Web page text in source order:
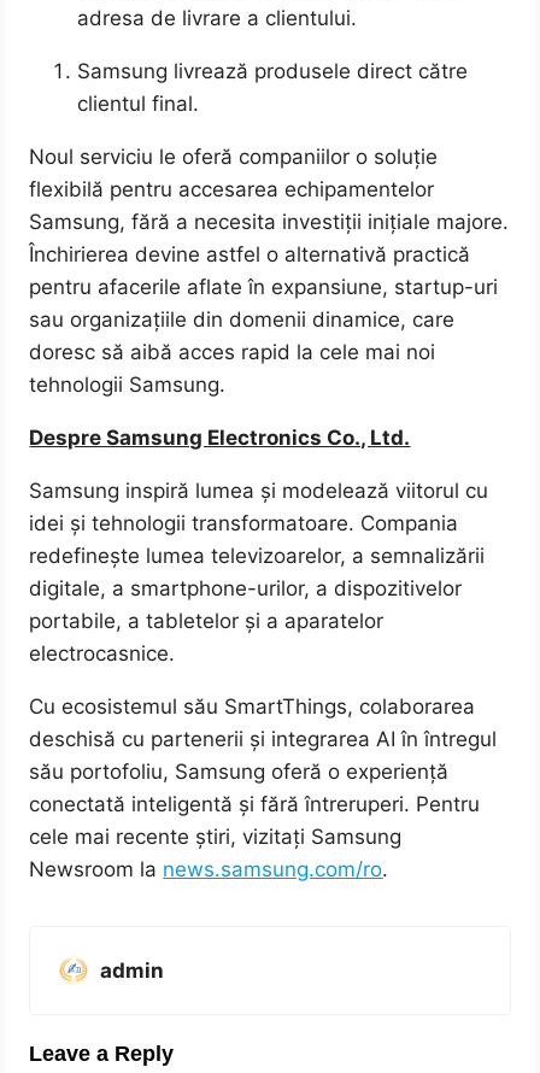
adresa de livrare a clientului.
Samsung livrează produsele direct către
clientul final.
Noul serviciu le oferă companiilor o soluție
flexibilă pentru accesarea echipamentelor
Samsung, fără a necesita investiții inițiale majore.
Închirierea devine astfel o alternativă practică
pentru afacerile aflate în expansiune, startup-uri
sau organizațiile din domenii dinamice, care
doresc să aibă acces rapid la cele mai noi
tehnologii Samsung.
Despre Samsung Electronics Co., Ltd.
Samsung inspiră lumea și modelează viitorul cu
idei și tehnologii transformatoare. Compania
redefinește lumea televizoarelor, a semnalizării
digitale, a smartphone-urilor, a dispozitivelor
portabile, a tabletelor și a aparatelor
electrocasnice.
Cu ecosistemul său SmartThings, colaborarea
deschisă cu partenerii și integrarea AI în întregul
său portofoliu, Samsung oferă o experiență
conectată inteligentă și fără întreruperi. Pentru
cele mai recente știri, vizitați Samsung
Newsroom la news.samsung.com/ro.
admin
Leave a Reply